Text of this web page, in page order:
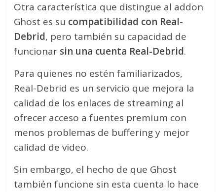
Otra característica que distingue al addon
Ghost es su compatibilidad con Real-
Debrid, pero también su capacidad de
funcionar sin una cuenta Real-Debrid.
Para quienes no estén familiarizados,
Real-Debrid es un servicio que mejora la
calidad de los enlaces de streaming al
ofrecer acceso a fuentes premium con
menos problemas de buffering y mejor
calidad de video.
Sin embargo, el hecho de que Ghost
también funcione sin esta cuenta lo hace